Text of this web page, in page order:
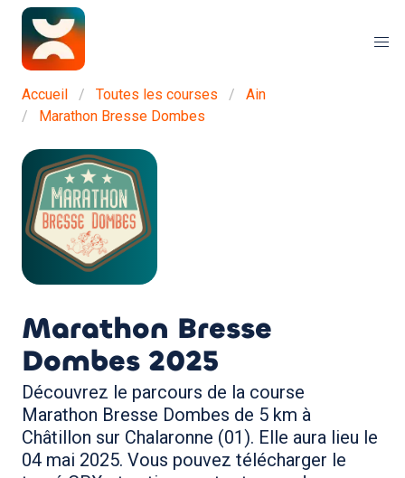
Accueil Toutes les courses
Ain
Marathon Bresse Dombes
Marathon Bresse
Dombes 2025
Découvrez le parcours de la course
Marathon Bresse Dombes de 5 km à
Châtillon sur Chalaronne (01). Elle aura lieu le
04 mai 2025. Vous pouvez télécharger le